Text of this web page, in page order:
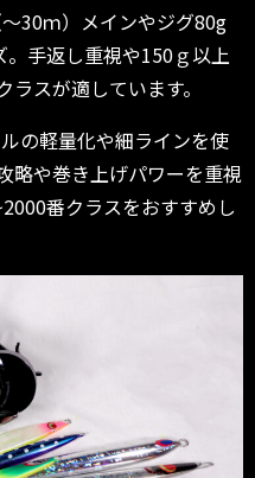
30ｍ）メインやジグ80g
手返し重視や150ｇ以上
スが適しています。
の軽量化や細ラインを使
略や巻き上げパワーを重視
番クラスをおすすめし